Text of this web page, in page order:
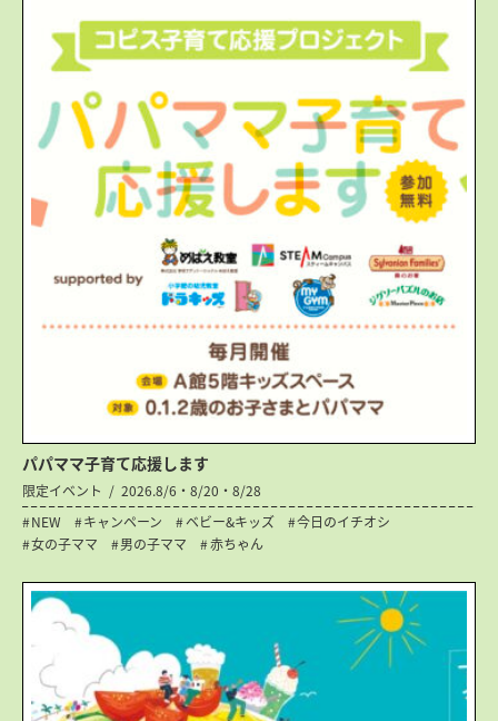
パパママ子育て応援します
限定イベント
2026.8/6・8/20・8/28
NEW
キャンペーン ベビー&キッズ
今日のイチオシ
女の子ママ
男の子ママ 赤ちゃん